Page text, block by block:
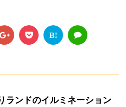
B!
ランドのイルミネーション